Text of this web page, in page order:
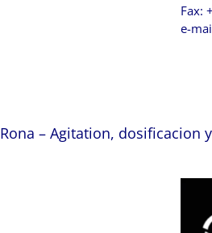
Fax:
e-
Rona – Agitation, dosificacion